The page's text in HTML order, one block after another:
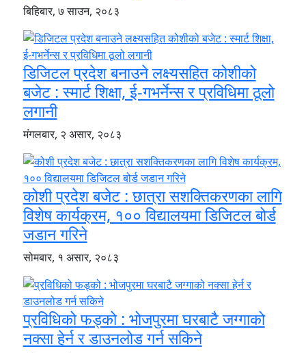
बिहिबार, ७ साउन, २०८३
डिजिटल प्रदेश बनाउने लक्ष्यसहित कोशीको
बजेट : स्मार्ट शिक्षा, ई-गभर्नेन्स र प्रविधिमा ठूलो
लगानी
मंगलबार, २ असार, २०८३
कोशी प्रदेश बजेट : छात्रा सशक्तिकरणका लागि
विशेष कार्यक्रम, १०० विद्यालयमा डिजिटल बोर्ड
जडान गरिने
सोमबार, १ असार, २०८३
प्रविधिको फड्को : भोजपुरमा घरबाटै जग्गाको
नक्सा हेर्न र डाउनलोड गर्न सकिने